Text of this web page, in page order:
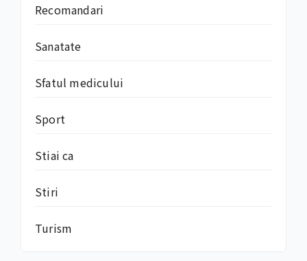
Recomandari
Sanatate
Sfatul medicului
Sport
Stiai ca
Stiri
Turism